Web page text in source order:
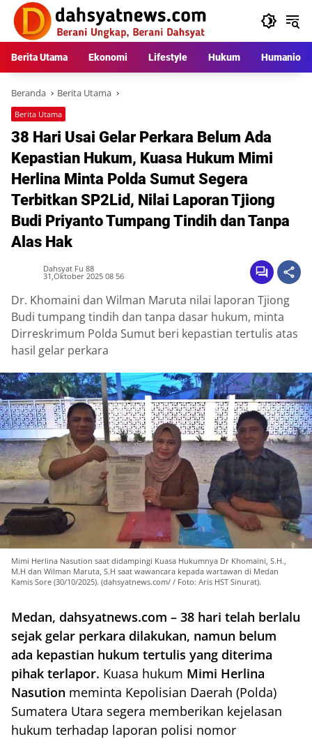
Langsung
konten
Berita Utama Ekonomi Lifestyle Hukum Humaniora
Beranda Berita Utama
Berita Utama
38 Hari Usai Gelar Perkara Belum Ada
Kepastian Hukum, Kuasa Hukum Mimi
Herlina Minta Polda Sumut Segera
Terbitkan SP2Lid, Nilai Laporan Tjiong
Budi Priyanto Tumpang Tindih dan Tanpa
Alas Hak
Dahsyat Fu 88
31,Oktober 2025 08 56
Dr. Khomaini dan Wilman Maruta nilai laporan Tjiong
Budi tumpang tindih dan tanpa dasar hukum, minta
Dirreskrimum Polda Sumut beri kepastian tertulis atas
hasil gelar perkara
Mimi Herlina Nasution saat didampingi Kuasa Hukumnya Dr Khomaini, S.H.,
M.H dan Wilman Maruta, S.H saat wawancara kepada wartawan di Medan
Kamis Sore (30/10/2025). (dahsyatnews.com/ / Foto: Aris HST Sinurat).
Medan, dahsyatnews.com – 38 hari telah berlalu
sejak gelar perkara dilakukan, namun belum
ada kepastian hukum tertulis yang diterima
pihak terlapor. Kuasa hukum Mimi Herlina
Nasution meminta Kepolisian Daerah (Polda)
Sumatera Utara segera memberikan kejelasan
hukum terhadap laporan polisi nomor